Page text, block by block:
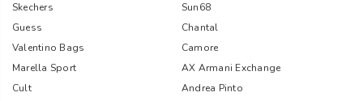
Skechers
Sun68
Guess
Chantal
Valentino Bags
Camore
Marella Sport
AX Armani Exchange
Cult
Andrea Pinto